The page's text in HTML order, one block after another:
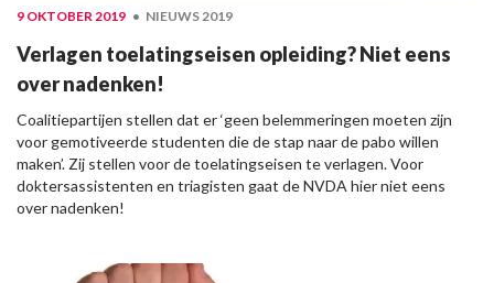
9 OKTOBER 2019 NIEUWS 2019
Verlagen toelatingseisen opleiding? Niet eens
over nadenken!
Coalitiepartijen stellen dat er ‘geen belemmeringen moeten zijn
voor gemotiveerde studenten die de stap naar de pabo willen
maken’. Zij stellen voor de toelatingseisen te verlagen. Voor
doktersassistenten en triagisten gaat de NVDA hier niet eens
over nadenken!